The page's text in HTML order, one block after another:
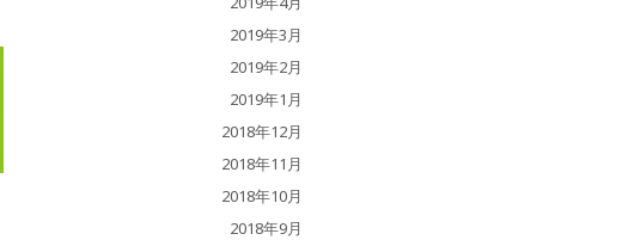
2019年3月
2019年2月
2019年1月
2018年12月
2018年11月
2018年10月
2018年9月